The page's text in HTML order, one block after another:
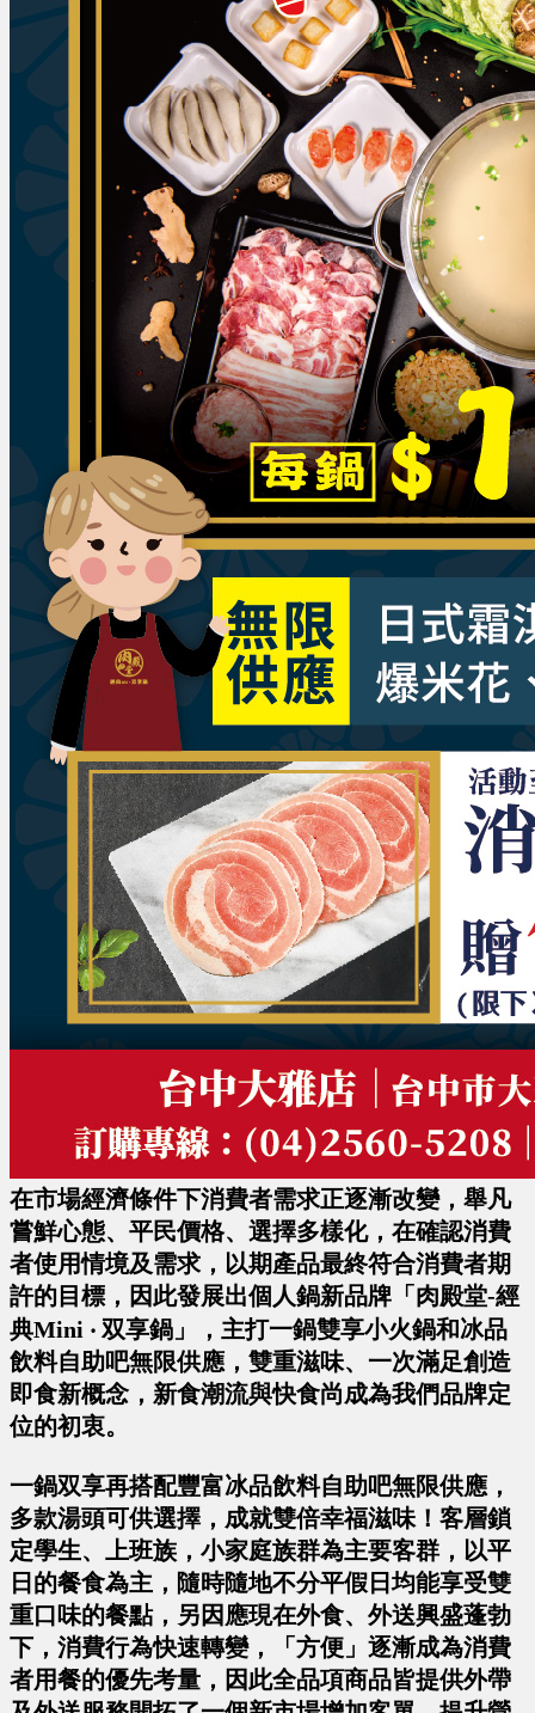
在市場經濟條件下消費者需求正逐漸改變，舉凡
嘗鮮心態、平民價格、選擇多樣化，在確認消費
者使用情境及需求，以期產品最終符合消費者期
許的目標，因此發展出個人鍋新品牌「肉殿堂-經
典Mini ‧ 双享鍋」，主打一鍋雙享小火鍋和冰品
飲料自助吧無限供應，雙重滋味、一次滿足創造
即食新概念，新食潮流與快食尚成為我們品牌定
位的初衷。
一鍋双享再搭配豐富冰品飲料自助吧無限供應，
多款湯頭可供選擇，成就雙倍幸福滋味！客層鎖
定學生、上班族，小家庭族群為主要客群，以平
日的餐食為主，隨時隨地不分平假日均能享受雙
重口味的餐點，另因應現在外食、外送興盛蓬勃
下，消費行為快速轉變，「方便」逐漸成為消費
者用餐的優先考量，因此全品項商品皆提供外帶